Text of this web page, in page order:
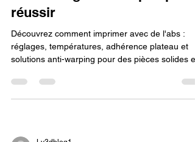
réussir
Découvrez comment imprimer avec de l'abs :
réglages, températures, adhérence plateau et
solutions anti-warping pour des pièces solides et